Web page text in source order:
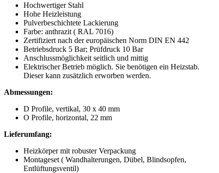
Hochwertiger Stahl
Hohe Heizleistung
Pulverbeschichtete Lackierung
Farbe: anthrazit ( RAL 7016)
Zertifiziert nach der europäischen Norm DIN EN 442
Betriebsdruck 5 Bar; Prüfdruck 10 Bar
Anschlussmöglichkeit seitlich und mittig
Elektrischer Betrieb möglich. Sie benötigen ein Heizstab.
Dieser kann zusätzlich erworben werden.
Abmessungen:
D Profile, vertikal, 30 x 40 mm
O Profile, horizontal, 22 mm
Lieferumfang:
Heizkörper mit robuster Verpackung
Montageset ( Wandhalterungen, Dübel, Blindsopfen,
Entlüftungsventil)